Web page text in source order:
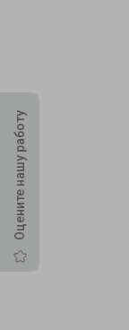
Оцените нашу работу